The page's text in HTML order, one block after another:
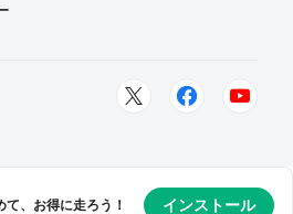
、お得に走ろう！ インストール